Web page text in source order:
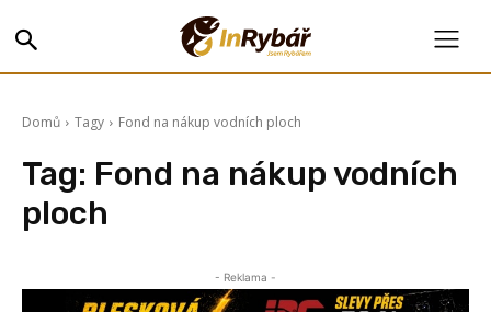
Domů Tagy Fond na nákup vodních ploch
Tag: Fond na nákup vodních
ploch
- Reklama -